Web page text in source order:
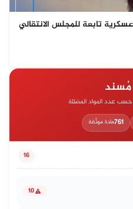
تابعة للمجلس الانتقالي
حسب عدد المواد المضللة
761مادة موثّقة
16
10